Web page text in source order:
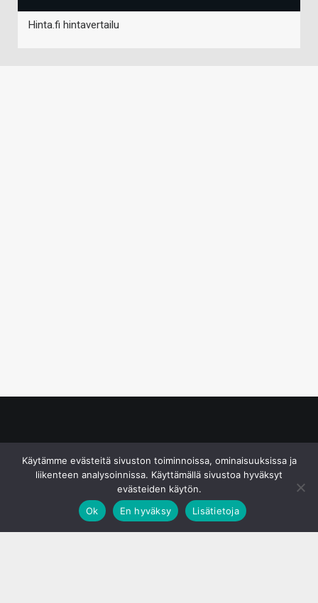
Hinta.fi hintavertailu
Käytämme evästeitä sivuston toiminnoissa, ominaisuuksissa ja
liikenteen analysoinnissa. Käyttämällä sivustoa hyväksyt
evästeiden käytön.
Ok
En hyväksy Lisätietoja